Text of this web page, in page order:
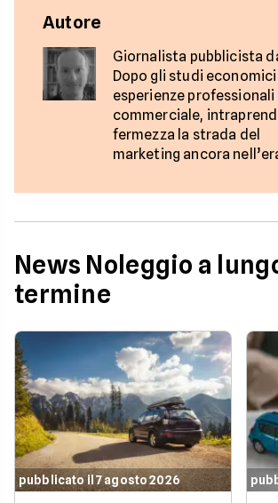
Autore
Giornalista pubblicista
Dopo gli studi
esperienze professionali
commerciale,
fermezza la strada del
marketing ancora
News Noleggio a
termine
pubblicato il 7 agosto 2026